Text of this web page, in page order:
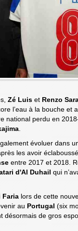
Zé Luis et Renzo
l’eau à la bouche et
perdu en
.
évoluer dans
les avoir
entre 2017 et 2018.
d'Al Duhail qui
Faria lors de cette
au Portugal (six
désormais de gros